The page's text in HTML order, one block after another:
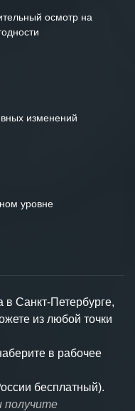
осмотр на
изменений
уровне
Санкт-Петербурге,
из любой точки
в рабочее
бесплатный).
получите